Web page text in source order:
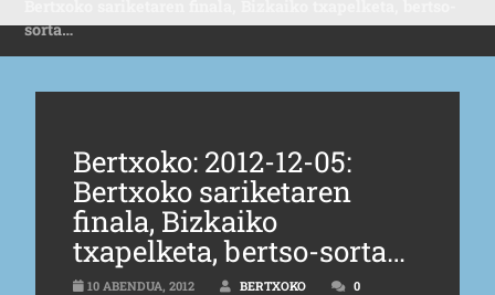
sorta…
Bertxoko: 2012-12-05:
Bertxoko sariketaren
finala, Bizkaiko
txapelketa, bertso-sorta…
10 ABENDUA, 2012 BERTXOKO 0